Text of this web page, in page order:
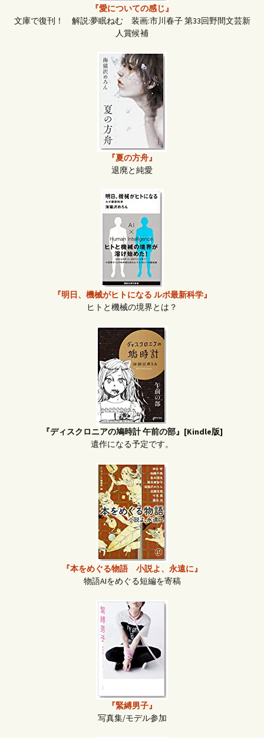
『愛についての感じ』
文庫で復刊！ 解説:夢眠ねむ 装画:市川春子 第33回野間文芸新
人賞候補
『夏の方舟』
退廃と純愛
『明日、機械がヒトになる ルポ最新科学』
ヒトと機械の境界とは？
『ディスクロニアの鳩時計 午前の部』[Kindle版]
遺作になる予定です。
『本をめぐる物語 小説よ、永遠に』
物語AIをめぐる短編を寄稿
『緊縛男子』
写真集/モデル参加